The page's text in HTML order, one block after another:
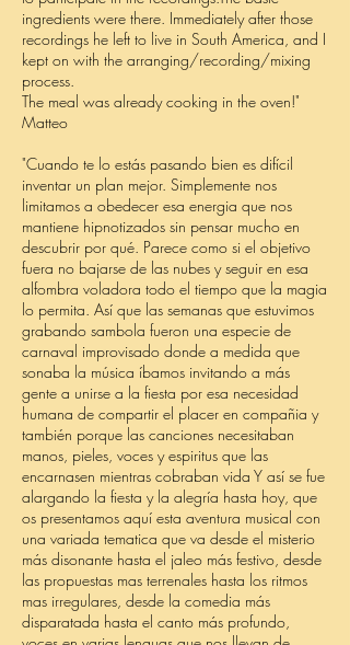
ingredients were there. Immediately after those
recordings he left to live in South America, and I
kept on with the arranging/recording/mixing
process.
The meal was already cooking in the oven!"
Matteo
"Cuando te lo estás pasando bien es difícil
inventar un plan mejor. Simplemente nos
limitamos a obedecer esa energia que nos
mantiene hipnotizados sin pensar mucho en
descubrir por qué. Parece como si el objetivo
fuera no bajarse de las nubes y seguir en esa
alfombra voladora todo el tiempo que la magia
lo permita. Así que las semanas que estuvimos
grabando sambola fueron una especie de
carnaval improvisado donde a medida que
sonaba la música íbamos invitando a más
gente a unirse a la fiesta por esa necesidad
humana de compartir el placer en compañia y
también porque las canciones necesitaban
manos, pieles, voces y espiritus que las
encarnasen mientras cobraban vida Y así se fue
alargando la fiesta y la alegría hasta hoy, que
os presentamos aquí esta aventura musical con
una variada tematica que va desde el misterio
más disonante hasta el jaleo más festivo, desde
las propuestas mas terrenales hasta los ritmos
mas irregulares, desde la comedia más
disparatada hasta el canto más profundo,